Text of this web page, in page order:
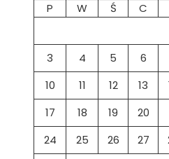
P W Ś C
3
4 5 6
10
11 12 13
17
18 19 20
24
25 26 27